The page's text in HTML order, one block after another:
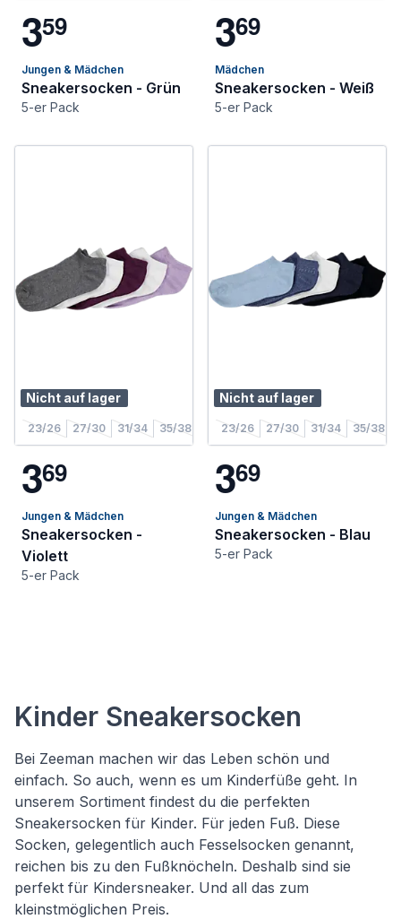
359
Jungen & Mädchen
Sneakersocken - Grün
5-er Pack
369
Mädchen
Sneakersocken - Weiß
5-er Pack
Nicht auf lager
23/26 27/30 31/34 35/38
369
Jungen & Mädchen
Sneakersocken -
Violett
5-er Pack
Nicht auf lager
23/26 27/30 31/34 35/38
369
Jungen & Mädchen
Sneakersocken - Blau
5-er Pack
Kinder Sneakersocken
Bei Zeeman machen wir das Leben schön und
einfach. So auch, wenn es um Kinderfüße geht. In
unserem Sortiment findest du die perfekten
Sneakersocken für Kinder. Für jeden Fuß. Diese
Socken, gelegentlich auch Fesselsocken genannt,
reichen bis zu den Fußknöcheln. Deshalb sind sie
perfekt für Kindersneaker. Und all das zum
kleinstmöglichen Preis.